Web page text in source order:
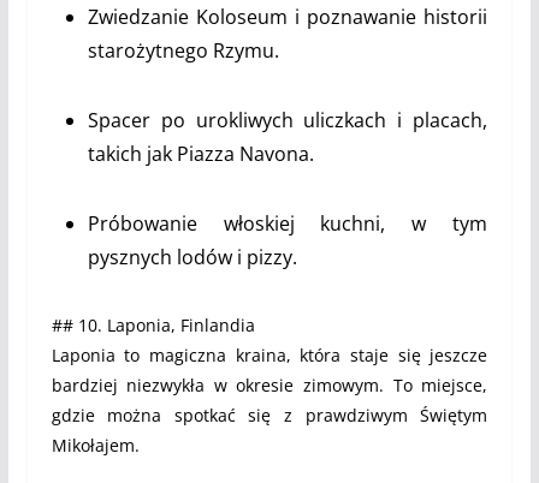
Zwiedzanie Koloseum i poznawanie historii
starożytnego Rzymu.
Spacer po urokliwych uliczkach i placach,
takich jak Piazza Navona.
Próbowanie włoskiej kuchni, w tym
pysznych lodów i pizzy.
## 10. Laponia, Finlandia
Laponia to magiczna kraina, która staje się jeszcze
bardziej niezwykła w okresie zimowym. To miejsce,
gdzie można spotkać się z prawdziwym Świętym
Mikołajem.